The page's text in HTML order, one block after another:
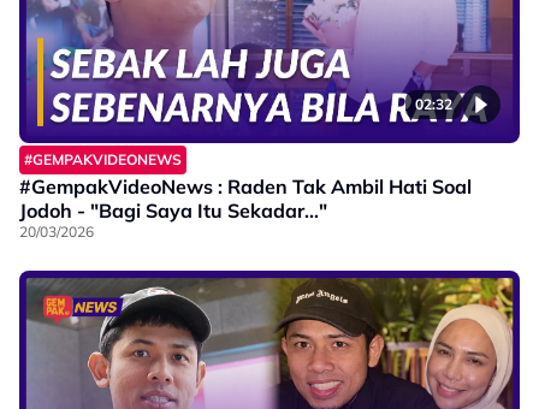
02:32
#GEMPAKVIDEONEWS
#GempakVideoNews : Raden Tak Ambil Hati Soal
Jodoh - "Bagi Saya Itu Sekadar..."
20/03/2026